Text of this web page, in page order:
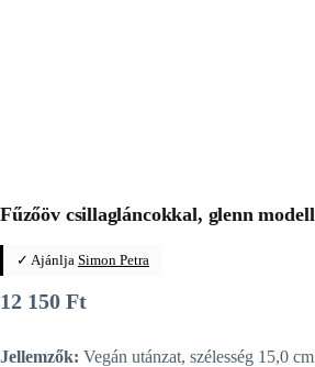
Fűzőöv csillagláncokkal, glenn modell
✓ Ajánlja Simon Petra
12 150 Ft
Jellemzők: Vegán utánzat, szélesség 15,0 cm